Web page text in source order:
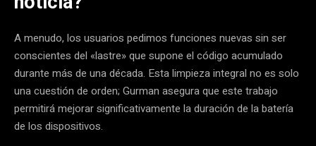
A menudo, los usuarios pedimos funciones nuevas sin ser
conscientes del «lastre» que supone el código acumulado
durante más de una década. Esta limpieza integral no es solo
una cuestión de orden; Gurman asegura que este trabajo
permitirá mejorar significativamente la duración de la batería
de los dispositivos.